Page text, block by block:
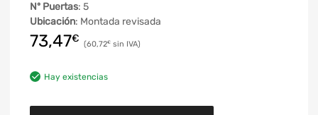
Nº Puertas: 5
Ubicación: Montada revisada
73,47€ 60,72€
Hay existencias